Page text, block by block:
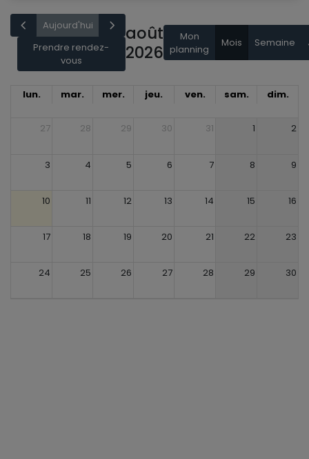
Aujourd'hui
Prendre rendez-
vous
août
2026
Mon
planning
Mois Semaine
lun. mar. mer. jeu. ven. sam. dim.
27 28 29 30 31 1 2
3 4 5 6 7 8 9
10 11 12 13 14 15 16
17 18 19 20 21 22 23
24 25 26 27 28 29 30